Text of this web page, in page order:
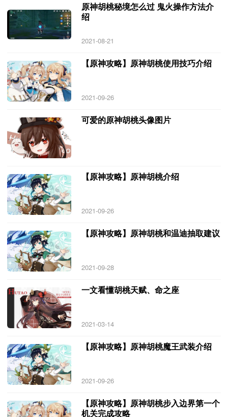
原神胡桃秘境怎么过 鬼火操作方法介
绍
2021-08-21
【原神攻略】原神胡桃使用技巧介绍
2021-09-26
可爱的原神胡桃头像图片
【原神攻略】原神胡桃介绍
2021-09-26
【原神攻略】原神胡桃和温迪抽取建议
2021-09-28
一文看懂胡桃天赋、命之座
2021-03-14
【原神攻略】原神胡桃魔王武装介绍
2021-09-26
【原神攻略】原神胡桃步入边界第一个
机关完成攻略